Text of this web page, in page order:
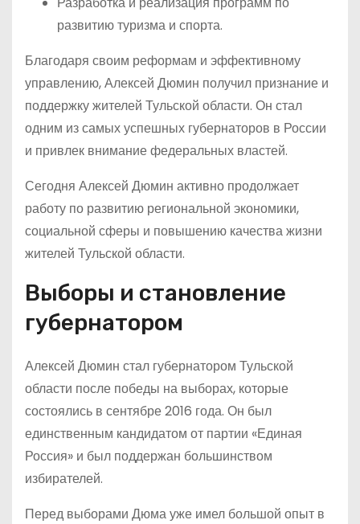
развитию туризма и спорта.
Благодаря своим реформам и эффективному
управлению, Алексей Дюмин получил признание и
поддержку жителей Тульской области. Он стал
одним из самых успешных губернаторов в России
и привлек внимание федеральных властей.
Сегодня Алексей Дюмин активно продолжает
работу по развитию региональной экономики,
социальной сферы и повышению качества жизни
жителей Тульской области.
Выборы и становление
губернатором
Алексей Дюмин стал губернатором Тульской
области после победы на выборах, которые
состоялись в сентябре 2016 года. Он был
единственным кандидатом от партии «Единая
Россия» и был поддержан большинством
избирателей.
Перед выборами Дюма уже имел большой опыт в